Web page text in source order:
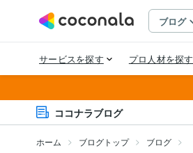
ココナラブログ
ホーム ブログトップ ブログ